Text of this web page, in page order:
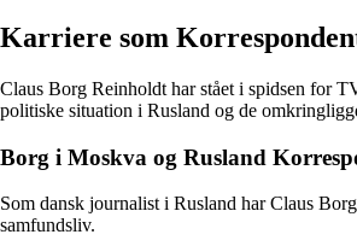
Karriere som
Claus Borg Reinholdt har stået i spidsen for
politiske situation i Rusland og de
Borg i Moskva og Rusland
Som dansk journalist i Rusland har Claus
samfundsliv.